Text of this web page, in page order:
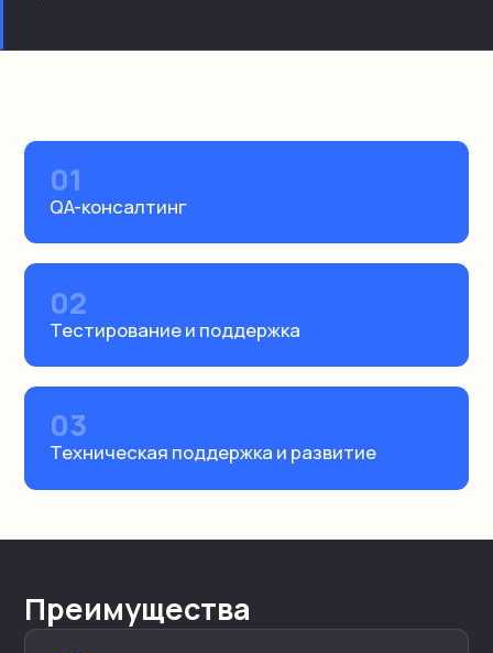
01
QA-консалтинг
02
Тестирование и поддержка
03
Техническая поддержка и развитие
Преимущества